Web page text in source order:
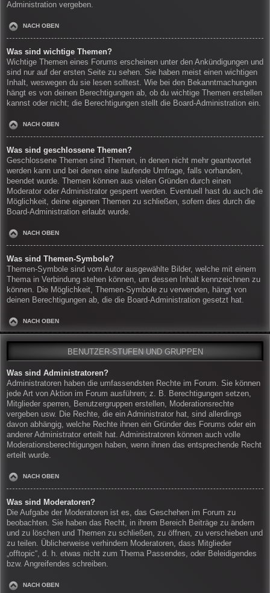
Administration vergeben.
NACH OBEN
Was sind wichtige Themen?
Wichtige Themen eines Forums erscheinen unter den Ankündigungen und
sind nur auf der ersten Seite zu sehen. Sie haben meist einen wichtigen
Inhalt, weswegen du sie lesen solltest. Wie bei den Bekanntmachungen
hängt es von deinen Berechtigungen ab, ob du wichtige Themen erstellen
kannst oder nicht; die Berechtigungen stellt die Board-Administration ein.
NACH OBEN
Was sind geschlossene Themen?
Geschlossene Themen sind Themen, in denen nicht mehr geantwortet
werden kann und bei denen eine laufende Umfrage, falls vorhanden,
beendet wurde. Themen können aus vielen Gründen durch einen
Moderator oder Administrator gesperrt werden. Eventuell hast du auch die
Möglichkeit, deine eigenen Themen zu schließen, sofern dies durch die
Board-Administration erlaubt wurde.
NACH OBEN
Was sind Themen-Symbole?
Themen-Symbole sind vom Autor ausgewählte Bilder, welche mit einem
Thema in Verbindung stehen können, um dessen Inhalt kennzeichnen zu
können. Die Möglichkeit, Themen-Symbole zu verwenden, hängt von
deinen Berechtigungen ab, die die Board-Administration gesetzt hat.
NACH OBEN
BENUTZER-STUFEN UND GRUPPEN
Was sind Administratoren?
Administratoren haben die umfassendsten Rechte im Forum. Sie können
jede Art von Aktion im Forum ausführen; z. B. Berechtigungen setzen,
Mitglieder sperren, Benutzergruppen erstellen, Moderationsrechte
vergeben usw. Die Rechte, die ein Administrator hat, sind allerdings
davon abhängig, welche Rechte ihnen ein Gründer des Forums oder ein
anderer Administrator erteilt hat. Administratoren können auch volle
Moderationsberechtigungen haben, wenn ihnen das entsprechende Recht
erteilt wurde.
NACH OBEN
Was sind Moderatoren?
Die Aufgabe der Moderatoren ist es, das Geschehen im Forum zu
beobachten. Sie haben das Recht, in ihrem Bereich Beiträge zu ändern
und zu löschen und Themen zu schließen, zu öffnen, zu verschieben und
zu teilen. Üblicherweise verhindern Moderatoren, dass Mitglieder
„offtopic“, d. h. etwas nicht zum Thema Passendes, oder Beleidigendes
bzw. Angreifendes schreiben.
NACH OBEN